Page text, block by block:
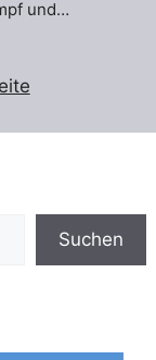
und…
Suchen